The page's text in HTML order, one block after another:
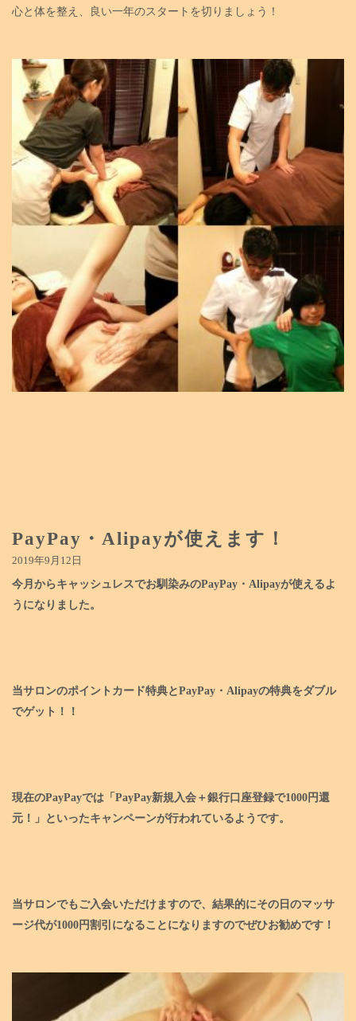
心と体を整え、良い一年のスタートを切りましょう！
PayPay・Alipayが使えます！
2019年9月12日
今月からキャッシュレスでお馴染みのPayPay・Alipayが使えるよ
うになりました。
当サロンのポイントカード特典とPayPay・Alipayの特典をダブル
でゲット！！
現在のPayPayでは「PayPay新規入会＋銀行口座登録で1000円還
元！」といったキャンペーンが行われているようです。
当サロンでもご入会いただけますので、結果的にその日のマッサ
ージ代が1000円割引になることになりますのでぜひお勧めです！